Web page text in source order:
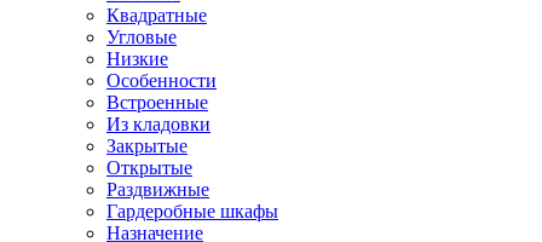
Квадратные
Угловые
Низкие
Особенности
Встроенные
Из кладовки
Закрытые
Открытые
Раздвижные
Гардеробные шкафы
Назначение